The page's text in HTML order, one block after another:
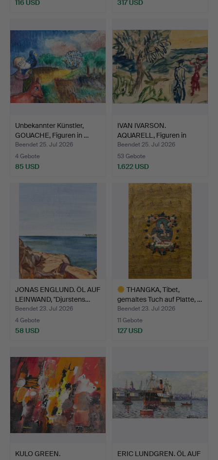
116 USD 317 USD
Unbekannter Künstler,
GOUACHE, Figuren in …
Beendet 25. Jul 2026
4 Gebote
85 USD
IVAN IVARSON.
AQUARELL, Figuren in
Landsch…
Beendet 25. Jul 2026
53 Gebote
1.622 USD
JONAS ENGLUND. ÖL AUF
LEINWAND, "Djurstens…
Beendet 23. Jul 2026
4 Gebote
58 USD
THANGKA, Tibet,
gemaltes Tuch auf Platte, …
Beendet 23. Jul 2026
11 Gebote
127 USD
KULO GREEN.
ERIC LUNDGREN. ÖL AUF